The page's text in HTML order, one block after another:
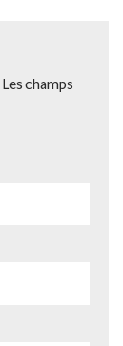
Les champs